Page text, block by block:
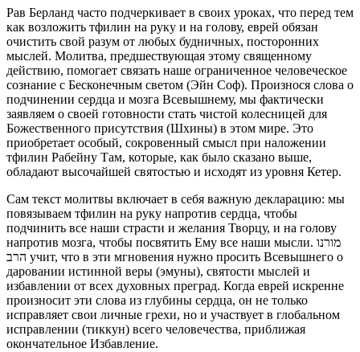
Рав Берланд часто подчеркивает в своих уроках, что перед тем
как возложить тфилин на руку и на голову, еврей обязан
очистить свой разум от любых будничных, посторонних
мыслей. Молитва, предшествующая этому священному
действию, помогает связать наше ограниченное человеческое
сознание с Бесконечным светом (Эйн Соф). Произнося слова о
подчинении сердца и мозга Всевышнему, мы фактически
заявляем о своей готовности стать чистой колесницей для
Божественного присутствия (Шхины) в этом мире. Это
приобретает особый, сокровенный смысл при наложении
тфилин Рабейну Там, которые, как было сказано выше,
обладают высочайшей святостью и исходят из уровня Кетер.
Сам текст молитвы включает в себя важную декларацию: мы
повязываем тфилин на руку напротив сердца, чтобы
подчинить все наши страсти и желания Творцу, и на голову
напротив мозга, чтобы посвятить Ему все наши мысли. מורנו
הרב учит, что в эти мгновения нужно просить Всевышнего о
даровании истинной веры (эмуны), святости мыслей и
избавлении от всех духовных преград. Когда еврей искренне
произносит эти слова из глубины сердца, он не только
исправляет свои личные грехи, но и участвует в глобальном
исправлении (тиккун) всего человечества, приближая
окончательное Избавление.